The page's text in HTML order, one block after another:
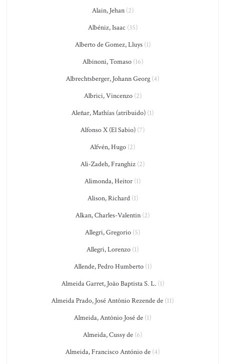
Alain, Jehan(2)
Albéniz, Isaac (35)
Alberto de Gomez, Lluys(1)
Albinoni, Tomaso(16)
Albrechtsberger, Johann Georg (4)
Albrici, Vincenzo(2)
Aleñar, Mathías (atribuido) (1)
Alfonso X (El Sabio) (7)
Alfvén, Hugo (2)
Ali-Zadeh, Franghiz (2)
Alimonda, Heitor (1)
Alison, Richard(1)
Alkan, Charles-Valentin (2)
Allegri, Gregorio (5)
Allegri, Lorenzo (1)
Allende, Pedro Humberto(1)
Almeida Garret, João Baptista S. L.(1)
Almeida Prado, José Antônio Rezende de (11)
Almeida, Antônio José de (1)
Almeida, Cussy de (6)
Almeida, Francisco António de (4)